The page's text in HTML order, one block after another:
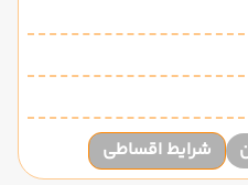
شرایط اقساطی